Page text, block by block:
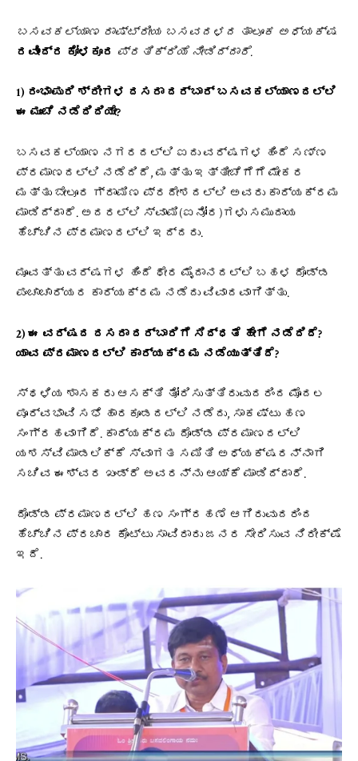
ಬಸವಕಲ್ಯಾಣ ರಾಷ್ಟ್ರೀಯ ಬಸವದಳದ ತಾಲೂಕ ಅಧ್ಯಕ್ಷ
ರವೀಂದ್ರ ಕೋಳಕೂರ ಪ್ರತಿಕ್ರಿಯೆ ನೀಡಿದ್ದಾರೆ.
1) ರಂಭಾಪುರಿ ಶ್ರೀಗಳ ದಸರಾ ದರ್ಬಾರ್ ಬಸವಕಲ್ಯಾಣದಲ್ಲಿ
ಈ ಮುಂಚೆ ನಡೆದಿದಿಯೇ?
ಬಸವಕಲ್ಯಾಣ ನಗರದಲ್ಲಿ ಐದು ವರ್ಷಗಳ ಹಿಂದೆ ಸಣ್ಣ
ಪ್ರಮಾಣದಲ್ಲಿ ನಡೆದಿದೆ, ಮತ್ತು ಇತ್ತೀಚೆಗೆಗೆ ಮೇಕರ
ಮತ್ತು ಬೇಲೂರ ಗ್ರಾಮಿಣ ಪ್ರದೇಶದಲ್ಲಿ ಅವರು ಕಾರ್ಯಕ್ರಮ
ಮಾಡಿದ್ದಾರೆ. ಅದರಲ್ಲಿ ಸ್ವಾಮಿ(ಐನೋರ)ಗಳು ಸಮುದಾಯ
ಹೆಚ್ಚಿನ ಪ್ರಮಾಣದಲ್ಲಿ ಇದ್ದರು.
ಮೂವತ್ತು ವರ್ಷಗಳ ಹಿಂದೆ ಥೇರ ಮೈದಾನದಲ್ಲಿ ಬಹಳ ದೊಡ್ಡ
ಪಂಚಾಚಾರ್ಯರ ಕಾರ್ಯಕ್ರಮ ನಡೆದು ವಿವಾದವಾಗಿತ್ತು.
2) ಈ ವರ್ಷದ ದಸರಾ ದರ್ಬಾರಿಗೆ ಸಿದ್ಧತೆ ಹೇಗೆ ನಡೆದಿದೆ?
ಯಾವ ಪ್ರಮಾಣದಲ್ಲಿ ಕಾರ್ಯಕ್ರಮ ನಡೆಯುತ್ತಿದೆ?
ಸ್ಥಳಿಯ ಶಾಸಕರು ಆಸಕ್ತಿ ತೋರಿಸುತ್ತಿರುವುದರಿಂದ ಮೊದಲ
ಪೂರ್ವಭಾವಿ ಸಭೆ ಹಾರಕೂಡದಲ್ಲಿ ನಡೆದು, ಸಾಕಷ್ಟು ಹಣ
ಸಂಗ್ರಹವಾಗಿದೆ. ಕಾರ್ಯಕ್ರಮ ದೊಡ್ಡ ಪ್ರಮಾಣದಲ್ಲಿ
ಯಶಸ್ವಿ ಮಾಡಲಿಕ್ಕೆ ಸ್ವಾಗತ ಸಮಿತಿ ಅಧ್ಯಕ್ಷರನ್ನಾಗಿ
ಸಚಿವ ಈಶ್ವರ ಖಂಡ್ರೆ ಅವರನ್ನು ಆಯ್ಕೆ ಮಾಡಿದ್ದಾರೆ.
ದೊಡ್ಡ ಪ್ರಮಾಣದಲ್ಲಿ ಹಣ ಸಂಗ್ರಹಣೆ ಆಗಿರುವುದರಿಂದ
ಹೆಚ್ಚಿನ ಪ್ರಚಾರ ಕೊಟ್ಟು ಸಾವಿರಾರು ಜನರ ಸೇರಿಸುವ ನಿರೀಕ್ಷೆ
ಇದೆ.